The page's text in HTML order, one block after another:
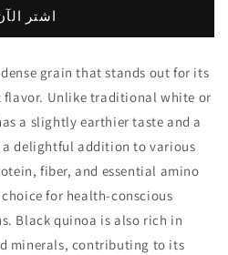
اشتر
grain that stands out for its
flavor. Unlike traditional white or
a slightly earthier taste and a
delightful addition to various
fiber, and essential amino
for health-conscious
Black quinoa is also rich in
minerals, contributing to its